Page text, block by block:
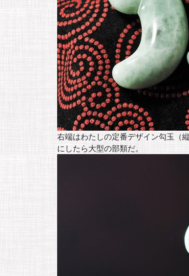
右端はわたしの定番デザイン勾玉（
にしたら大型の部類だ。